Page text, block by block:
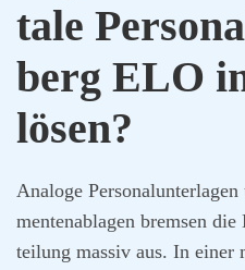
ta­le
berg ELO
lösen?
Ana­lo­ge
men­ten­ab­la­gen brem­sen
tei­lung mas­siv aus. In einer